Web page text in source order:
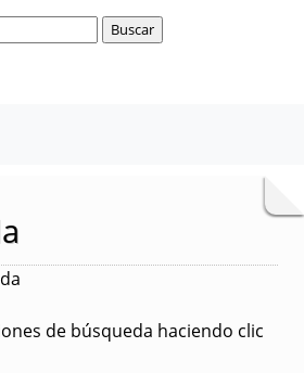
de búsqueda haciendo clic